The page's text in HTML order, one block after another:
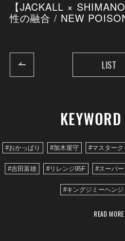
【JACKALL ×
性の融合 / NEW
LIST
#おかっぱり #加木屋守 #マスターク
#吉田富雄 #リレンジ95F #スーパ
#キングジミーヘン
READ MORE